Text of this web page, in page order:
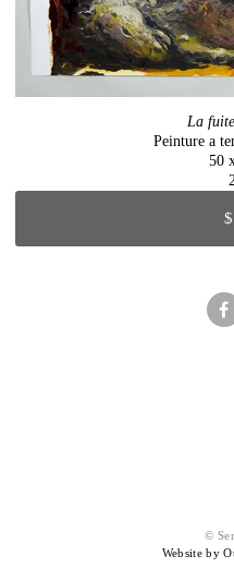
La
Peinture a
50
©
Website by